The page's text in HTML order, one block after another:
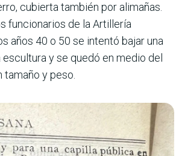
cubierta también por ali­mañas.
funcionarios de la Artille­ría
años 40 o 50 se intentó bajar una
y se quedó en medio del
tamaño y peso.